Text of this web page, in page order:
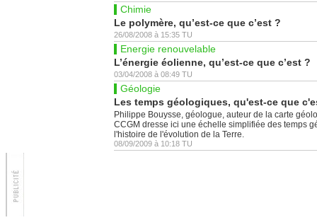
Chimie
Le polymère, qu’est-ce que c’est ?
26/08/2008 à 15:35 TU
Energie renouvelable
L’énergie éolienne, qu’est-ce que c’est ?
03/04/2008 à 08:49 TU
Géologie
Les temps géologiques, qu'est-ce que
Philippe Bouysse, géologue, auteur de la carte
CCGM dresse ici une échelle simplifiée des temps
l'histoire de l'évolution de la Terre.
08/09/2009 à 10:18 TU